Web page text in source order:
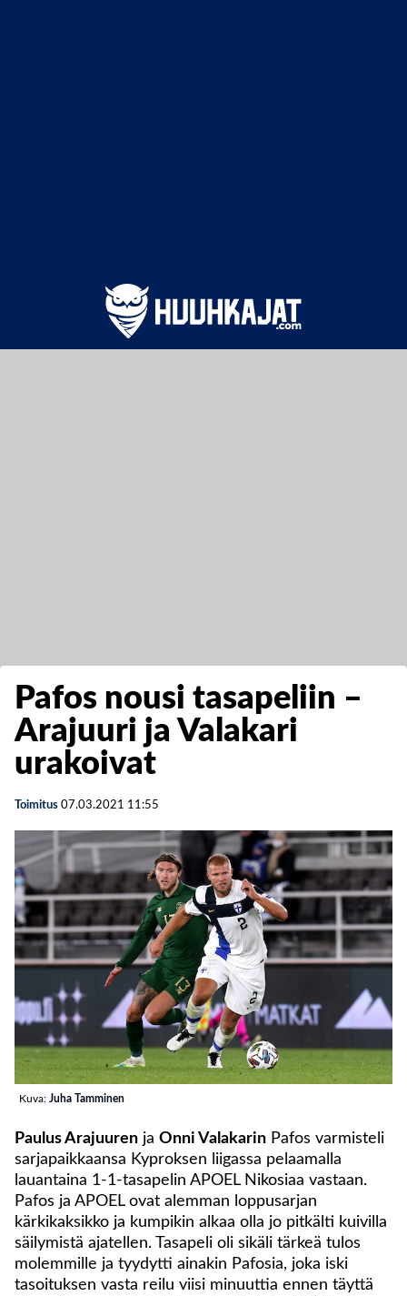
Pafos nousi tasapeliin –
Arajuuri ja Valakari
urakoivat
Toimitus 07.03.2021 11:55
Kuva: Juha Tamminen
Paulus Arajuuren ja Onni Valakarin Pafos varmisteli
sarjapaikkaansa Kyproksen liigassa pelaamalla
lauantaina 1-1-tasapelin APOEL Nikosiaa vastaan.
Pafos ja APOEL ovat alemman loppusarjan
kärkikaksikko ja kumpikin alkaa olla jo pitkälti kuivilla
säilymistä ajatellen. Tasapeli oli sikäli tärkeä tulos
molemmille ja tyydytti ainakin Pafosia, joka iski
tasoituksen vasta reilu viisi minuuttia ennen täyttä